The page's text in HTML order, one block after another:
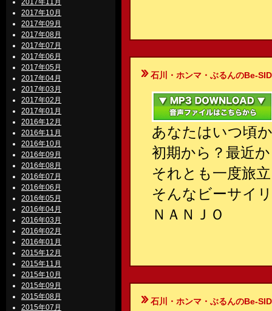
2017年11月
2017年10月
2017年09月
2017年08月
2017年07月
2017年06月
2017年05月
2017年04月
2017年03月
2017年02月
2017年01月
2016年12月
2016年11月
2016年10月
2016年09月
2016年08月
2016年07月
2016年06月
2016年05月
2016年04月
2016年03月
2016年02月
2016年01月
2015年12月
2015年11月
2015年10月
2015年09月
2015年08月
2015年07月
石川・ホンマ・ぶるんのBe-
あなたはいつ頃
初期から？最近
それとも一度旅
そんなビーサイ
ＮＡＮＪＯ
石川・ホンマ・ぶるんのBe-